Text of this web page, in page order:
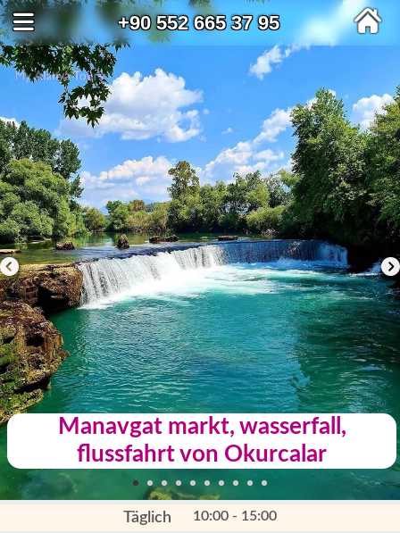
+90 552 665 37 95
Manavgat markt, wasserfall,
flussfahrt von Okurcalar
Täglich 10:00 - 15:00